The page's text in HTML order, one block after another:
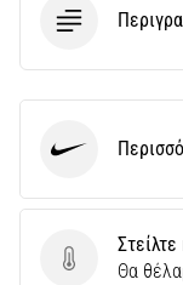
ΣτείλτεΘα